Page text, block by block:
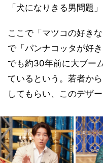
「犬になりきる男問題
ここで「マツコの好き
で「パンナコッタが好
でも約30年前に大ブー
ているという。若者か
してもらい、このデザ